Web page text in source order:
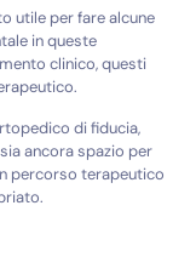
utile per fare alcune
in queste
clinico, questi
di fiducia,
ancora spazio per
percorso terapeutico